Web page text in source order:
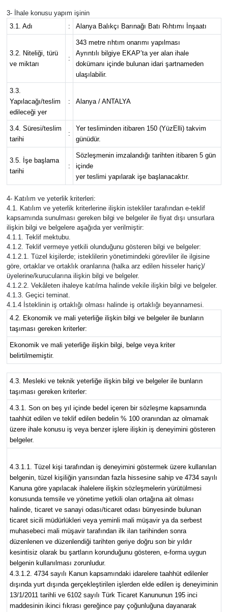
3- İhale konusu yapım işinin
3.1. Adı
: Alanya Balıkçı Barınağı Batı Rıhtımı İnşaatı
3.2. Niteliği, türü
ve miktarı
:
343 metre rıhtım onarımı yapılması
Ayrıntılı bilgiye EKAP’ta yer alan ihale
dokümanı içinde bulunan idari şartnameden
ulaşılabilir.
3.3.
Yapılacağı/teslim
edileceği yer
: Alanya / ANTALYA
3.4. Süresi/teslim
tarihi
:
Yer tesliminden itibaren 150 (YüzElli) takvim
günüdür.
3.5. İşe başlama
tarihi
:
Sözleşmenin imzalandığı tarihten itibaren 5 gün
içinde
yer teslimi yapılarak işe başlanacaktır.
4- Katılım ve yeterlik kriterleri:
4.1. Katılım ve yeterlik kriterlerine ilişkin istekliler tarafından e-teklif
kapsamında sunulması gereken bilgi ve belgeler ile fiyat dışı unsurlara
ilişkin bilgi ve belgelere aşağıda yer verilmiştir:
4.1.1. Teklif mektubu.
4.1.2. Teklif vermeye yetkili olunduğunu gösteren bilgi ve belgeler:
4.1.2.1. Tüzel kişilerde; isteklilerin yönetimindeki görevliler ile ilgisine
göre, ortaklar ve ortaklık oranlarına (halka arz edilen hisseler hariç)/
üyelerine/kurucularına ilişkin bilgi ve belgeler.
4.1.2.2. Vekâleten ihaleye katılma halinde vekile ilişkin bilgi ve belgeler.
4.1.3. Geçici teminat.
4.1.4 İsteklinin iş ortaklığı olması halinde iş ortaklığı beyannamesi.
4.2. Ekonomik ve mali yeterliğe ilişkin bilgi ve belgeler ile bunların
taşıması gereken kriterler:
Ekonomik ve mali yeterliğe ilişkin bilgi, belge veya kriter
belirtilmemiştir.
4.3. Mesleki ve teknik yeterliğe ilişkin bilgi ve belgeler ile bunların
taşıması gereken kriterler:
4.3.1. Son on beş yıl içinde bedel içeren bir sözleşme kapsamında
taahhüt edilen ve teklif edilen bedelin % 100 oranından az olmamak
üzere ihale konusu iş veya benzer işlere ilişkin iş deneyimini gösteren
belgeler.
4.3.1.1. Tüzel kişi tarafından iş deneyimini göstermek üzere kullanılan
belgenin, tüzel kişiliğin yarısından fazla hissesine sahip ve 4734 sayılı
Kanuna göre yapılacak ihalelere ilişkin sözleşmelerin yürütülmesi
konusunda temsile ve yönetime yetkili olan ortağına ait olması
halinde, ticaret ve sanayi odası/ticaret odası bünyesinde bulunan
ticaret sicili müdürlükleri veya yeminli mali müşavir ya da serbest
muhasebeci mali müşavir tarafından ilk ilan tarihinden sonra
düzenlenen ve düzenlendiği tarihten geriye doğru son bir yıldır
kesintisiz olarak bu şartların korunduğunu gösteren, e-forma uygun
belgenin kullanılması zorunludur.
4.3.1.2. 4734 sayılı Kanun kapsamındaki idarelere taahhüt edilenler
dışında yurt dışında gerçekleştirilen işlerden elde edilen iş deneyiminin
13/1/2011 tarihli ve 6102 sayılı Türk Ticaret Kanununun 195 inci
maddesinin ikinci fıkrası gereğince pay çoğunluğuna dayanarak
Bilim ve Teknoloji
Resmi İlanlar